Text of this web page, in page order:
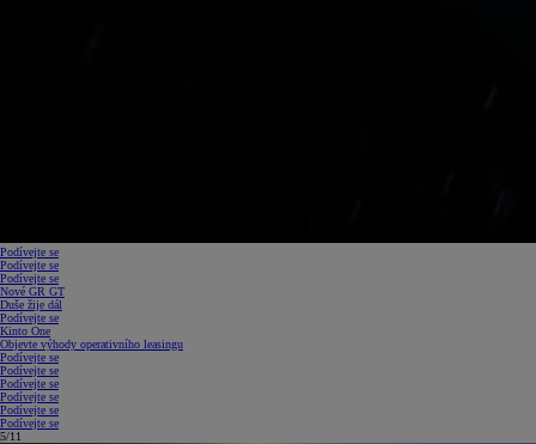
Podívejte se
Podívejte se
Podívejte se
Nové GR GT
Duše žije dál
Podívejte se
Kinto One
Objevte výhody operativního leasingu
Podívejte se
Podívejte se
Podívejte se
Podívejte se
Podívejte se
Podívejte se
5/11